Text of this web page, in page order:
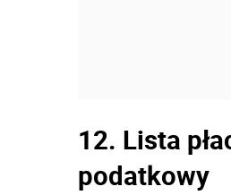
12. Lista
podatkowy